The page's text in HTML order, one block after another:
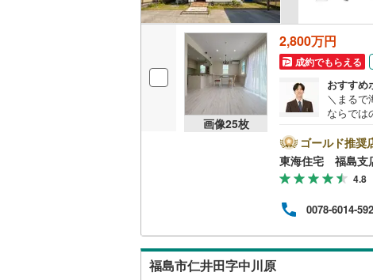
画像25枚
2,800万円
成約でもらえる
おすすめ
＼まるで
ならでは
県出身ス
口コミ
なさっ
安な段階
な営業
を一緒に
スペー
す。泣い
けでも大
ゴールド推奨
東海住宅 福島支
4.8
0078-6014-
福島市仁井田字中川原